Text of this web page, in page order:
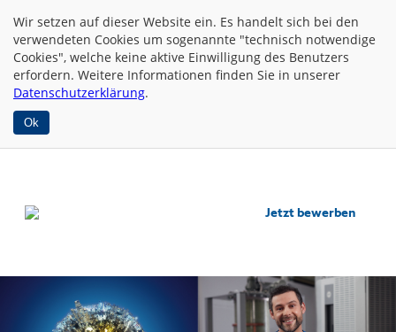
Wir setzen auf dieser Website ein. Es handelt sich bei den
verwendeten Cookies um sogenannte "technisch notwendige
Cookies", welche keine aktive Einwilligung des Benutzers
erfordern. Weitere Informationen finden Sie in unserer
Datenschutzerklärung.
Ok
Jetzt bewerben